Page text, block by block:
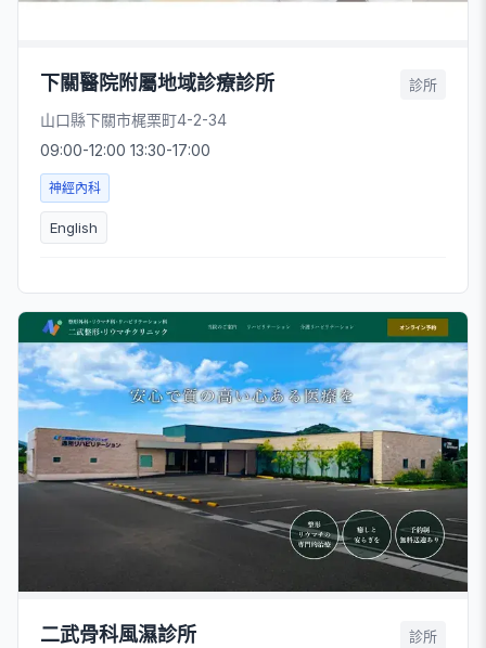
下關醫院附屬地域診療診所 診所
山口縣下關市梶栗町4-2-34
09:00-12:00 13:30-17:00
神經內科
English
二武骨科風濕診所 診所